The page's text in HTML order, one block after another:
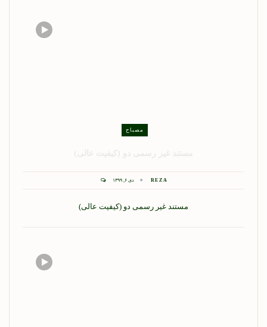
مصباح
REZA دی ۶, ۱۳۹۹
مستند غیر رسمی دو (کیفیت عالی)